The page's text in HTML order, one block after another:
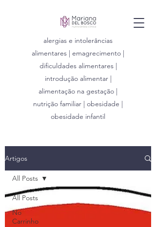
alergias e intolerâncias
alimentares | emagrecimento |
dificuldades alimentares |
introdução alimentar |
alimentação na gestação |
nutrição familiar | obesidade |
obesidade infantil
Artigos
All Posts
No
Carrinho
All Posts